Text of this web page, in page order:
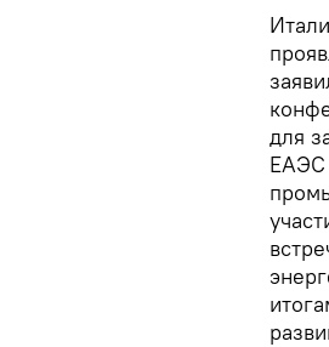
для
ЕАЭС